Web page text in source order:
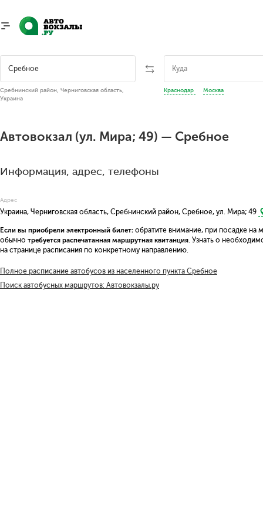
Сребнинский район, Черниговская область,
Украина
Краснодар Москва
Автовокзал (ул. Мира; 49) — Сребное
Информация, адрес, телефоны
Адрес
Украина, Черниговская область, Сребнинский район, Сребное, ул. Мира; 49
Если вы приобрели электронный билет: обратите внимание, при посадке
обычно требуется распечатанная маршрутная квитанция . Узнать о
на странице расписания по конкретному направлению.
Полное расписание автобусов из населенного пункта Сребное
Поиск автобусных маршрутов: Автовокзалы.ру